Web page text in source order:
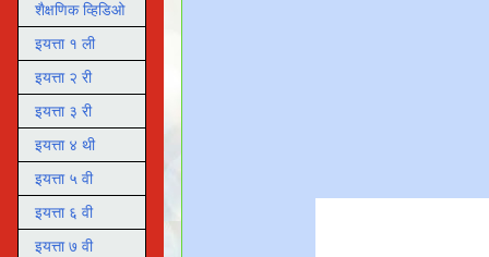
शैक्षणिक व्हिडिओ
इयत्ता १ ली
इयत्ता २ री
इयत्ता ३ री
इयत्ता ४ थी
इयत्ता ५ वी
इयत्ता ६ वी
इयत्ता ७ वी